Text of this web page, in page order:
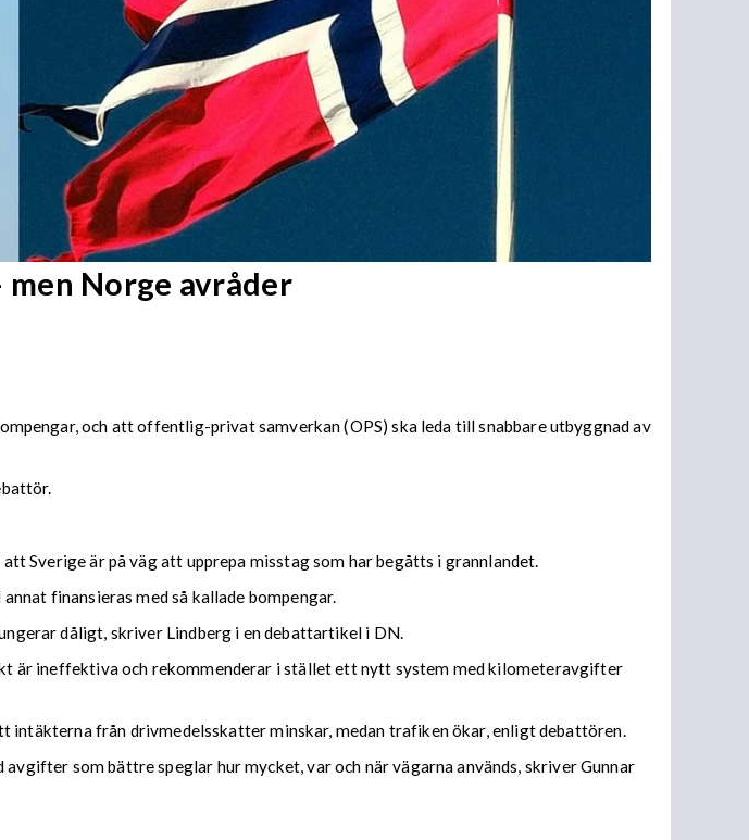
men Norge avråder
och att offentlig-privat samverkan (OPS) ska leda till snabbare utbyggnad av
Sverige är på väg att upprepa misstag som har begåtts i grannlandet.
finansieras med så kallade bompengar.
dåligt, skriver Lindberg i en debattartikel i DN.
är ineffektiva och rekommenderar i stället ett nytt system med kilometeravgifter
från drivmedelsskatter minskar, medan trafiken ökar, enligt debattören.
som bättre speglar hur mycket, var och när vägarna används, skriver Gunnar